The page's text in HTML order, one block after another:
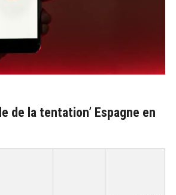
de la tentation’ Espagne en